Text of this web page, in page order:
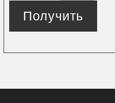
Получить